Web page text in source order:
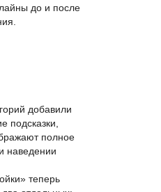
до и после
добавили